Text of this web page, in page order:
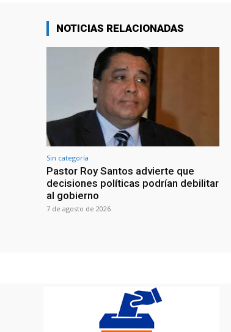
NOTICIAS RELACIONADAS
Sin categoría
Pastor Roy Santos advierte que
decisiones políticas podrían debilitar
al gobierno
7 de agosto de 2026